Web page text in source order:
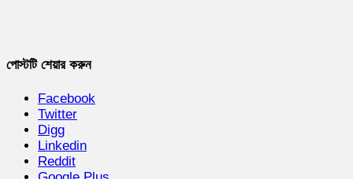
পোস্টটি শেয়ার করুন
Facebook
Twitter
Digg
Linkedin
Reddit